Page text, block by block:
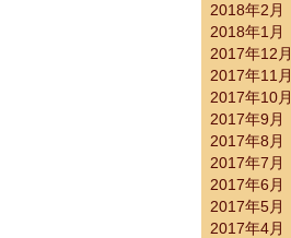
2018年2月
2018年1月
2017年12月
2017年11月
2017年10月
2017年9月
2017年8月
2017年7月
2017年6月
2017年5月
2017年4月